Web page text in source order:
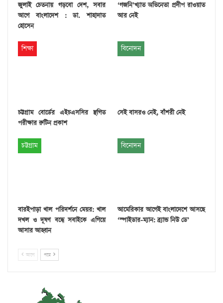
জুলাই চেতনায় গড়বো দেশ, সবার
আগে বাংলাদেশ : ডা. শাহাদাত
হোসেন
‘গজনি’খ্যাত অভিনেতা প্রদীপ রাওয়াত
আর নেই
শিক্ষা
চট্টগ্রাম বোর্ডের এইচএসসির স্থগিত
পরীক্ষার রুটিন প্রকাশ
বিনোদন
সেই বাসরও নেই, বাঁশরী নেই
চট্টগ্রাম
বারইপাড়া খাল পরিদর্শনে মেয়র: খাল
দখল ও দূষণ বন্ধে সবাইকে এগিয়ে
আসার আহ্বান
বিনোদন
আমেরিকার আগেই বাংলাদেশে আসছে
‘স্পাইডার-ম্যান: ব্র্যান্ড নিউ ডে’
আগে পরে